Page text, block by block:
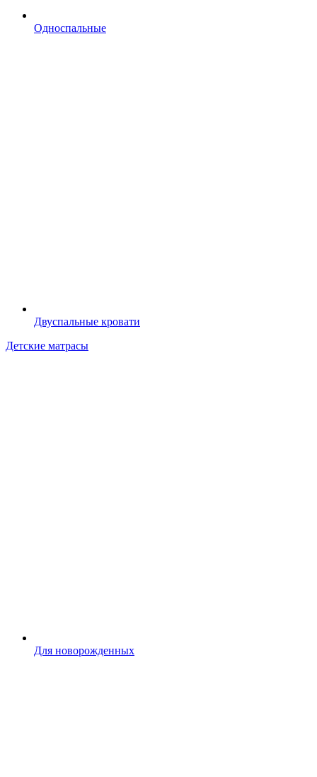
Односпальные
Двуспальные кровати
Детские матрасы
Для новорожденных